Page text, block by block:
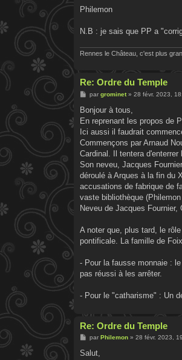
Philemon
N.B : je sais que PP a
Rennes le Château, c'est plus
Re: Ordre du Temple
M
s
a
g
par grominet» 28 févr. 2023,
Bonjour à tous,
En reprenant les propos de
Ici aussi il faudrait
Commençons par Arnaud
Cardinal. Il tentera
Son neveu, Jacques
déroulé à Arques à la fin du
accusations de fabrique de
vaste bibliothèque (Philemon
Neveu de Jacques
A noter que, plus tard, le
pontificale. La famille de
- Pour la fausse monnaie :
pas réussi à les arrêter.
- Pour le "catharisme" : Un
Re: Ordre du Temple
M
s
par Philemon» 28 févr. 2023,
Salut,